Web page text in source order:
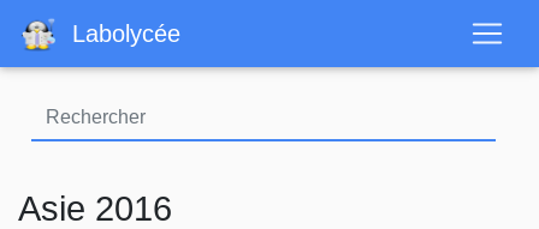
contenu
Labolycée
Asie 2016